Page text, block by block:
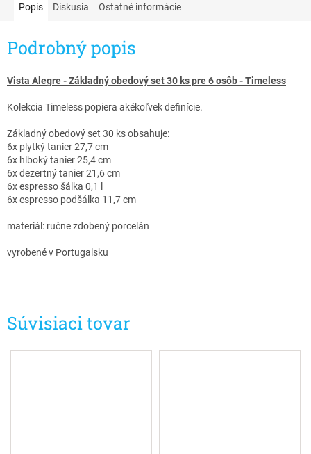
Súvisiaci tovar
Popis Diskusia Ostatné informácie
Podrobný popis
Vista Alegre - Základný obedový set 30 ks pre 6 osôb - Timeless​
Kolekcia Timeless popiera akékoľvek definície.
Základný obedový set 30 ks obsahuje:
6x plytký tanier 27,7 cm
6x hlboký tanier 25,4 cm
6x dezertný tanier 21,6 cm
6x espresso šálka 0,1 l
6x espresso podšálka 11,7 cm
materiál: ručne zdobený porcelán
vyrobené v Portugalsku